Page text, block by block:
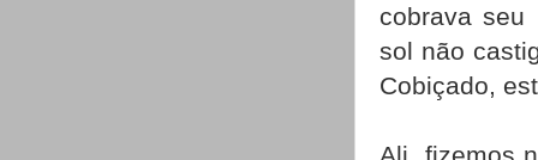
cobrava seu
sol não
Cobiçado,
Ali, fizemos